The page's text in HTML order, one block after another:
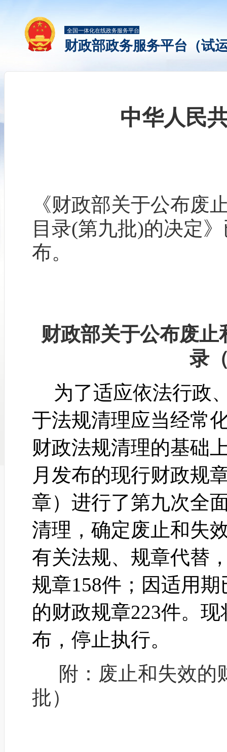
全国一体化在线政务服务平台
财政部政务服务平台（试
中华人民
《财政部关于公布废
目录(第九批)的决定
布。
财政部关于公布废
录
为了适应依法行政
于法规清理应当经常
财政法规清理的基础
月发布的现行财政规
章）进行了第九次全
清理，确定废止和失
有关法规、规章代替
规章158件；因适用
的财政规章223件。
布，停止执行。
附：废止和失效的
批）